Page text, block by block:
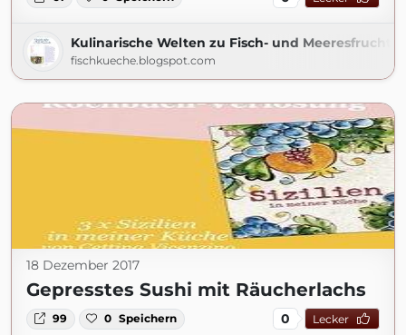
Kulinarische Welten zu Fisch- und Meeresfrucht
fischkueche.blogspot.com
18 Dezember 2017
Gepresstes Sushi mit Räucherlachs
99 0 Speichern 0 Lecker